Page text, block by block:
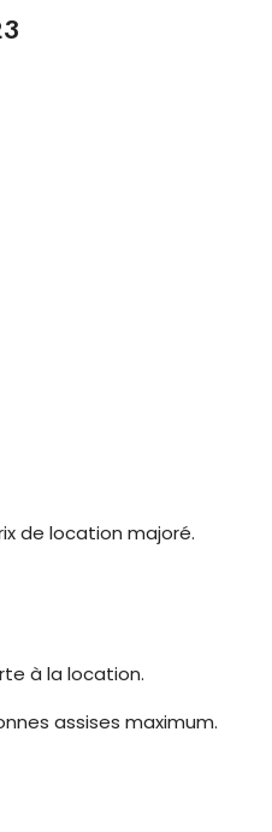
de location majoré.
à la location.
assises maximum.